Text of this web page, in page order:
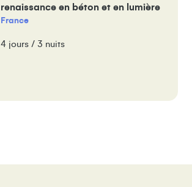
renaissance en béton et en lumière
France
4 jours / 3 nuits